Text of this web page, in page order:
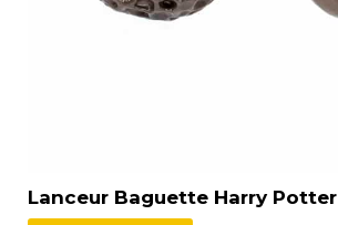
Lanceur Baguette Harry Potter